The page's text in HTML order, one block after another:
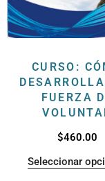
CURSO:
FUERZA
$460.00
Seleccionar